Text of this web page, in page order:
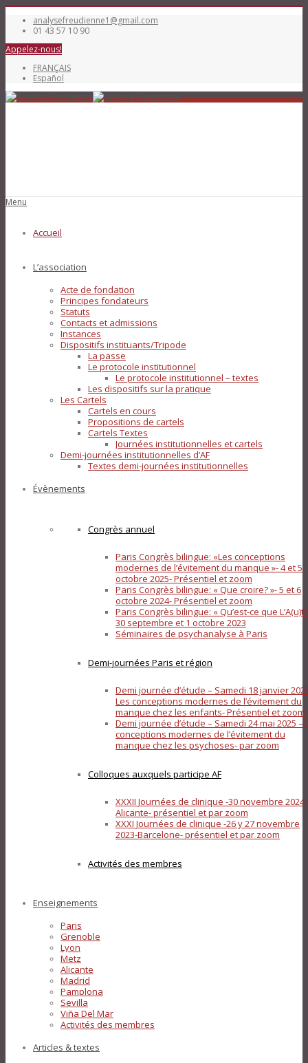
analysefreudienne1@gmail.com
01 43 57 10 90
Appelez-nous!
FRANÇAIS
Español
Menu
Accueil
L’association
Acte de fondation
Principes fondateurs
Statuts
Contacts et admissions
Instances
Dispositifs instituants/Tripode
La passe
Le protocole institutionnel
Le protocole institutionnel – textes
Les dispositifs sur la pratique
Les Cartels
Cartels en cours
Propositions de cartels
Cartels Textes
Journées institutionnelles et cartels
Demi-journées institutionnelles d’AF
Textes demi-journées institutionnelles
Évènements
Congrès annuel
Paris Congrès bilingue: «Les conceptions
modernes de l’évitement du manque »- 4 et 5
octobre 2025- Présentiel et zoom
Paris Congrès bilingue: « Que croire? »- 5 et 6
octobre 2024- Présentiel et zoom
Paris Congrès bilingue: « Qu’est-ce que
30 septembre et 1 octobre 2023
Séminaires de psychanalyse à Paris
Demi-journées Paris et région
Demi journée d’étude – Samedi 18 janvier
Les conceptions modernes de l’évitement du
manque chez les enfants- Présentiel et zoom
Demi journée d’étude – Samedi 24 mai 2025 –
conceptions modernes de l’évitement du
manque chez les psychoses- par zoom
Colloques auxquels participe AF
XXXII Journées de clinique -30 novembre 2024-
Alicante- présentiel et par zoom
XXXI Journées de clinique -26 y 27 novembre
2023-Barcelone- présentiel et par zoom
Activités des membres
Enseignements
Paris
Grenoble
Lyon
Metz
Alicante
Madrid
Pamplona
Sevilla
Viña Del Mar
Activités des membres
Articles & textes